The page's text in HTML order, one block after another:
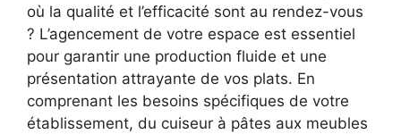
où la qualité et l’efficacité sont au rendez-vous
? L’agencement de votre espace est essentiel
pour garantir une production fluide et une
présentation attrayante de vos plats. En
comprenant les besoins spécifiques de votre
établissement, du cuiseur à pâtes aux meubles